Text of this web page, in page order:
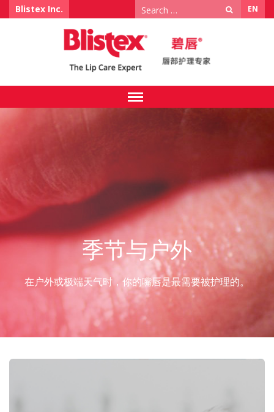
Blistex Inc. EN
Search
for:
季节与户外
在户外或极端天气时，你的嘴唇是最需要被护理的。